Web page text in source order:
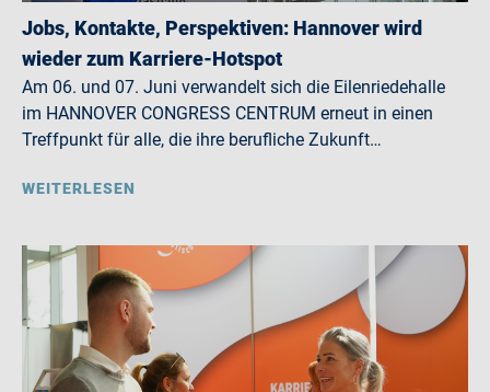
Jobs, Kontakte, Perspektiven: Hannover wird
wieder zum Karriere-Hotspot
Am 06. und 07. Juni verwandelt sich die Eilenriedehalle
im HANNOVER CONGRESS CENTRUM erneut in einen
Treffpunkt für alle, die ihre berufliche Zukunft…
WEITERLESEN